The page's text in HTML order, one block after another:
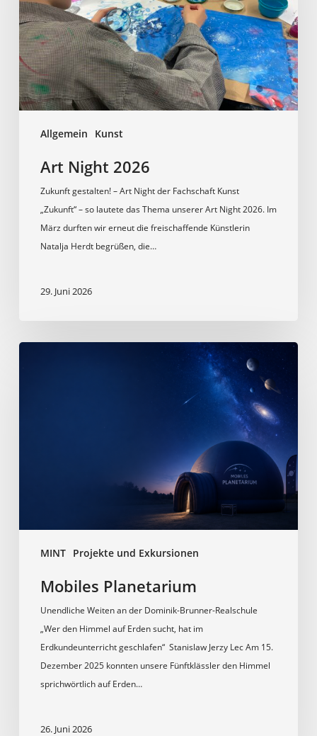
Allgemein Kunst
Art Night 2026
Zukunft gestalten! – Art Night der Fachschaft Kunst
„Zukunft“ – so lautete das Thema unserer Art Night 2026. Im
März durften wir erneut die freischaffende Künstlerin
Natalja Herdt begrüßen, die…
29. Juni 2026
MINT Projekte und Exkursionen
Mobiles Planetarium
Unendliche Weiten an der Dominik-Brunner-Realschule
„Wer den Himmel auf Erden sucht, hat im
Erdkundeunterricht geschlafen“ Stanislaw Jerzy Lec Am 15.
Dezember 2025 konnten unsere Fünftklässler den Himmel
sprichwörtlich auf Erden…
26. Juni 2026